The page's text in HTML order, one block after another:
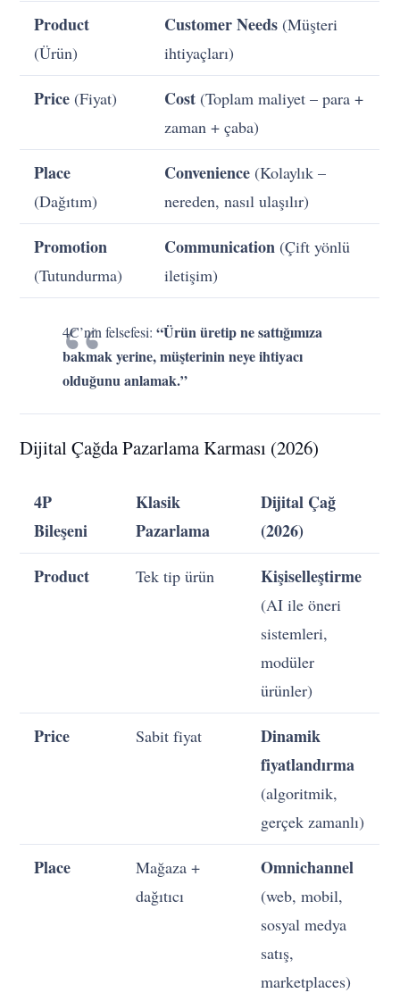
Product
(Ürün)
Customer Needs (Müşteri
ihtiyaçları)
Price (Fiyat) Cost (Toplam maliyet – para +
zaman + çaba)
Place
(Dağıtım)
Convenience (Kolaylık –
nereden, nasıl ulaşılır)
Promotion
(Tutundurma)
Communication (Çift yönlü
iletişim)
4C’nin felsefesi:“Ürün üretip ne sattığımıza
bakmak yerine, müşterinin neye ihtiyacı
olduğunu anlamak.”
Dijital Çağda Pazarlama Karması (2026)
4P
Bileşeni
Klasik
Pazarlama
Dijital Çağ
(2026)
Product
Tek tip ürün Kişiselleştirme
(AI ile öneri
sistemleri,
modüler
ürünler)
Price Sabit fiyat
Dinamik
fiyatlandırma
(algoritmik,
gerçek zamanlı)
Place
Mağaza +
dağıtıcı
Omnichannel
(web, mobil,
sosyal medya
satış,
marketplaces)